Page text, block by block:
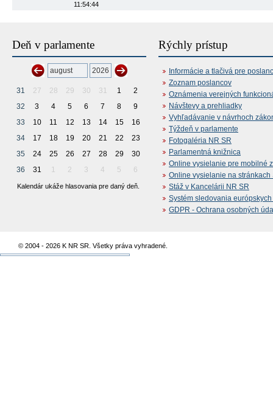
11:54:44
Deň v parlamente
31 27 28 29 30 31 1
2
32
3 4 5 6 7 8
9
33
10 11 12 13 14 15
16
34
17 18 19 20 21 22
23
35
24 25 26 27 28 29
30
36
31 1 2 3 4 5 6
Kalendár ukáže hlasovania pre daný deň.
Rýchly prístup
Informácie a tlačivá pre
Zoznam poslancov
Oznámenia verejných
Návštevy a prehliadky
Vyhľadávanie v návrhoch
Týždeň v parlamente
Fotogaléria NR SR
Parlamentná knižnica
Online vysielanie pre mobilné
Online vysielanie na stránkach
Stáž v Kancelárii NR SR
Systém sledovania
GDPR - Ochrana osobných
© 2004 - 2026 K NR SR. Všetky práva vyhradené.